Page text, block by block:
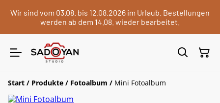
Wir sind vom 03.08. bis 12.08.2026 im Urlaub. Bestellungen
werden ab dem 14.08. wieder bearbeitet.
Start / Produkte / Fotoalbum / Mini Fotoalbum